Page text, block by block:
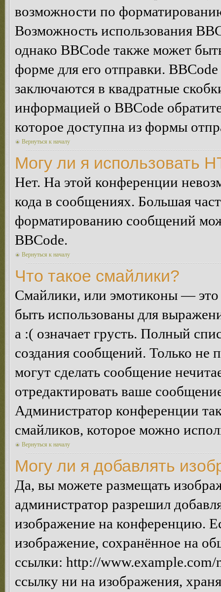
возможности по
Возможность использования
однако BBCode также может
форме для его отправки.
заключаются в квадратные
информацией о BBCode
которое доступна из формы
Вернуться к началу
Могу ли я использовать
Нет. На этой конференции
кода в сообщениях. Большая
форматированию сообщений
BBCode.
Вернуться к началу
Что такое смайлики?
Смайлики, или эмотиконы — это
быть использованы для
а :( означает грусть. Полный
создания сообщений. Только не
могут сделать сообщение
отредактировать ваше
Администратор конференции
смайликов, которое можно
Вернуться к началу
Могу ли я добавлять
Да, вы можете размещать
администратор разрешил
изображение на конференцию.
изображение, сохранённое на
ссылки: http://
ссылку ни на изображения,